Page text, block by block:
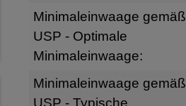
Minimaleinwaage gemäß
USP - Optimale
Minimaleinwaage:
Minimaleinwaage gemäß
USP - Typische